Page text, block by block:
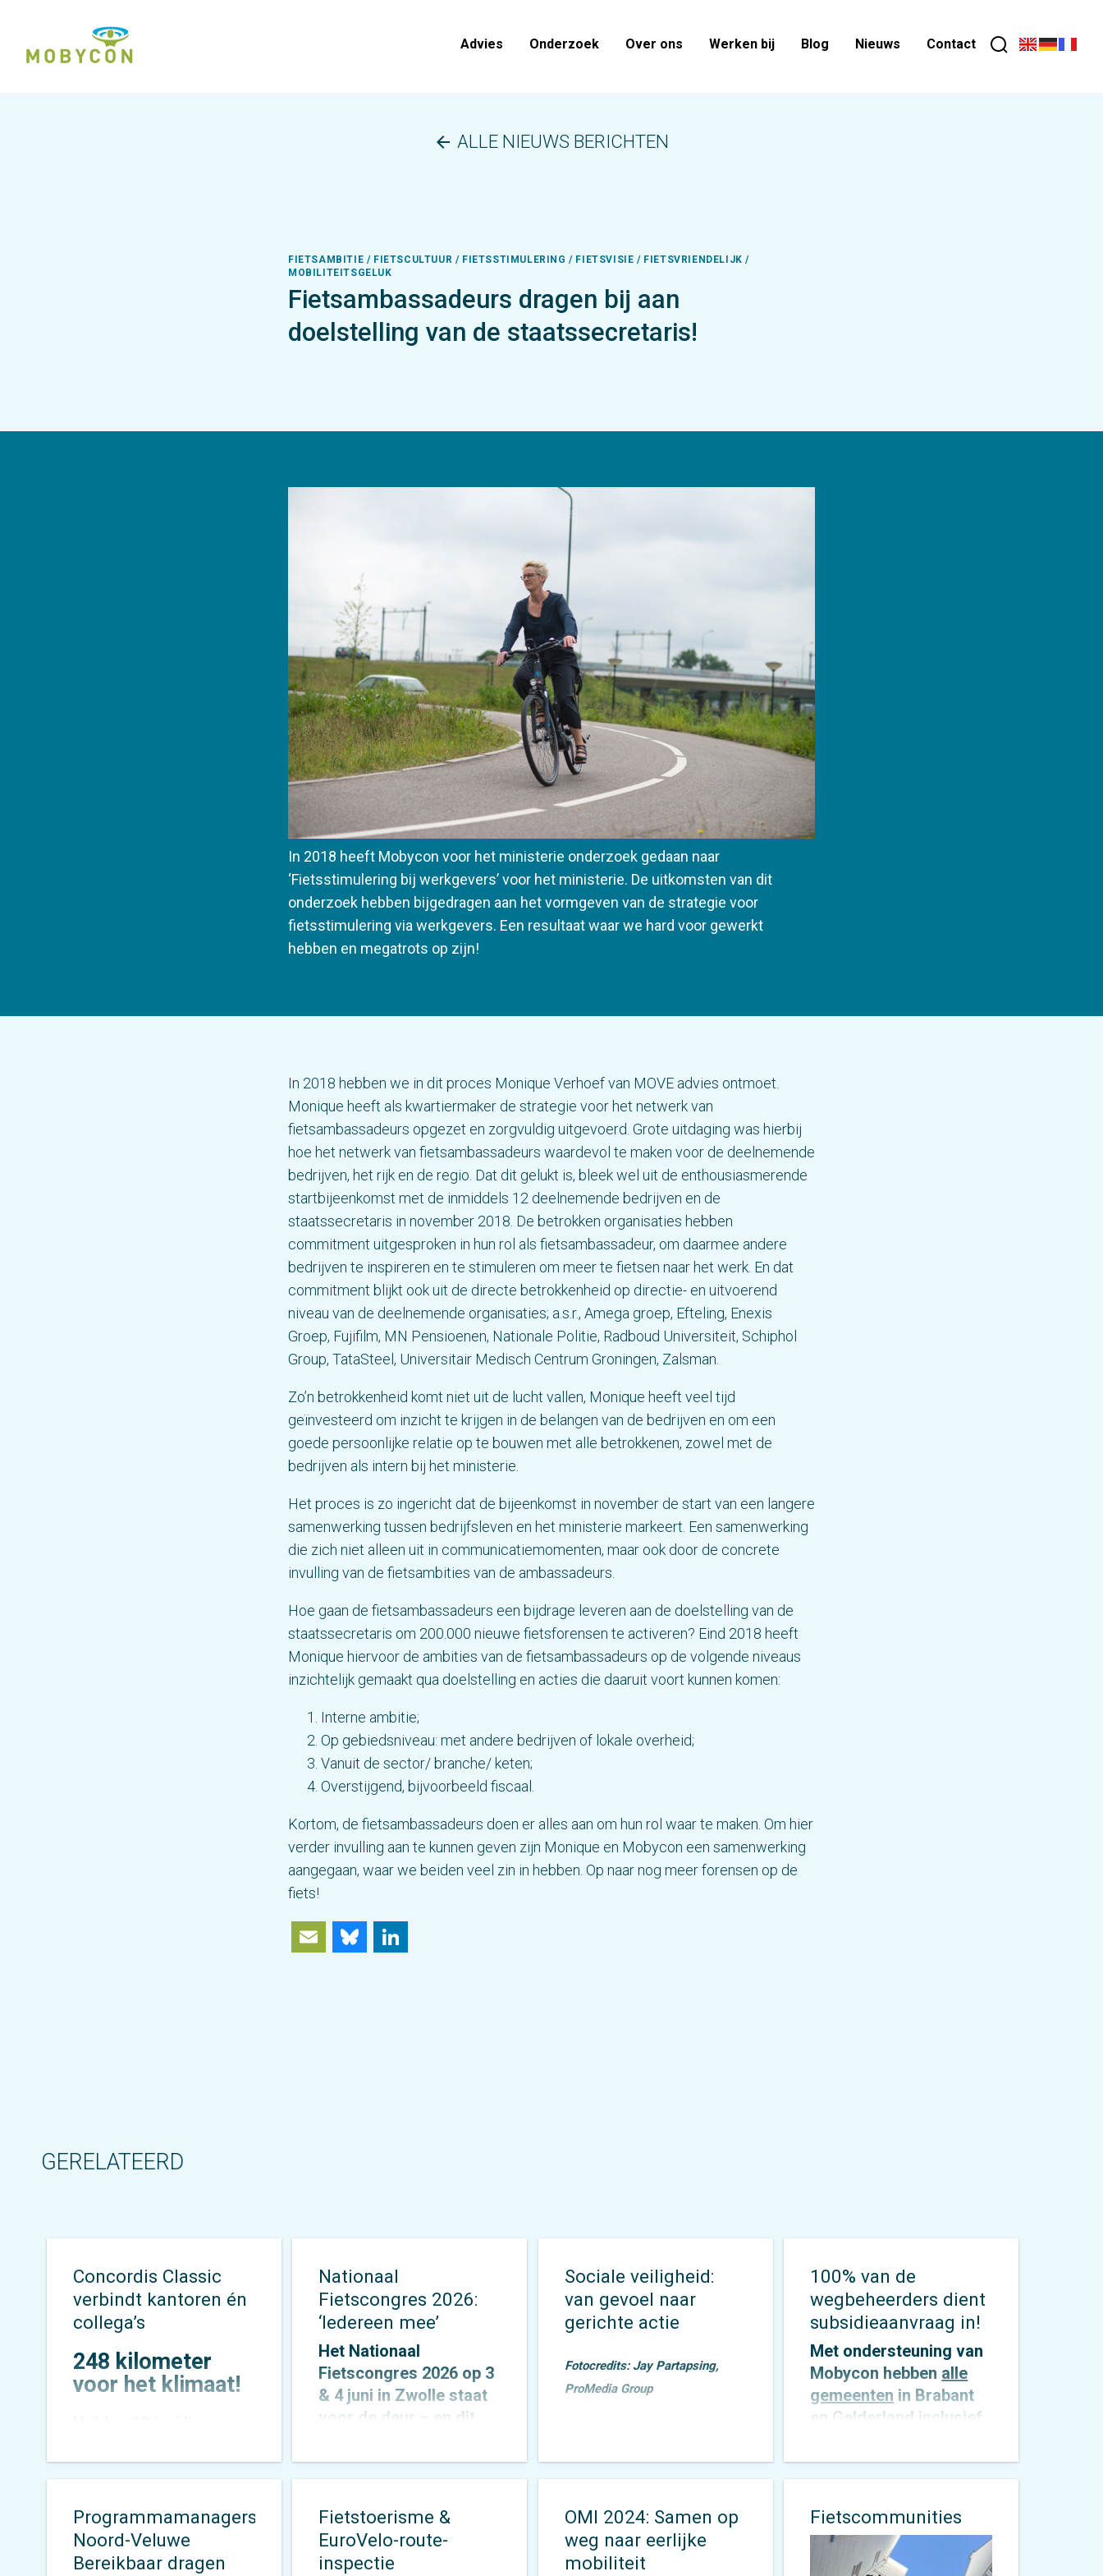
Advies Onderzoek Over ons Werken bij Blog Nieuws Contact
arrow_back ALLE NIEUWS BERICHTEN
FIETSAMBITIE / FIETSCULTUUR / FIETSSTIMULERING / FIETSVISIE / FIETSVRIENDELIJK /
MOBILITEITSGELUK
Fietsambassadeurs dragen bij aan
doelstelling van de staatssecretaris!
In 2018 heeft Mobycon voor het ministerie onderzoek gedaan naar
‘Fietsstimulering bij werkgevers’ voor het ministerie. De uitkomsten van dit
onderzoek hebben bijgedragen aan het vormgeven van de strategie voor
fietsstimulering via werkgevers. Een resultaat waar we hard voor gewerkt
hebben en megatrots op zijn!
In 2018 hebben we in dit proces Monique Verhoef van MOVE advies ontmoet.
Monique heeft als kwartiermaker de strategie voor het netwerk van
fietsambassadeurs opgezet en zorgvuldig uitgevoerd. Grote uitdaging was hierbij
hoe het netwerk van fietsambassadeurs waardevol te maken voor de deelnemende
bedrijven, het rijk en de regio. Dat dit gelukt is, bleek wel uit de enthousiasmerende
startbijeenkomst met de inmiddels 12 deelnemende bedrijven en de
staatssecretaris in november 2018. De betrokken organisaties hebben
commitment uitgesproken in hun rol als fietsambassadeur, om daarmee andere
bedrijven te inspireren en te stimuleren om meer te fietsen naar het werk. En dat
commitment blijkt ook uit de directe betrokkenheid op directie- en uitvoerend
niveau van de deelnemende organisaties; a.s.r., Amega groep, Efteling, Enexis
Groep, Fujifilm, MN Pensioenen, Nationale Politie, Radboud Universiteit, Schiphol
Group, TataSteel, Universitair Medisch Centrum Groningen, Zalsman.
Zo’n betrokkenheid komt niet uit de lucht vallen, Monique heeft veel tijd
geïnvesteerd om inzicht te krijgen in de belangen van de bedrijven en om een
goede persoonlijke relatie op te bouwen met alle betrokkenen, zowel met de
bedrijven als intern bij het ministerie.
Het proces is zo ingericht dat de bijeenkomst in november de start van een langere
samenwerking tussen bedrijfsleven en het ministerie markeert. Een samenwerking
die zich niet alleen uit in communicatiemomenten, maar ook door de concrete
invulling van de fietsambities van de ambassadeurs.
Hoe gaan de fietsambassadeurs een bijdrage leveren aan de doelstelling van de
staatssecretaris om 200.000 nieuwe fietsforensen te activeren? Eind 2018 heeft
Monique hiervoor de ambities van de fietsambassadeurs op de volgende niveaus
inzichtelijk gemaakt qua doelstelling en acties die daaruit voort kunnen komen:
Interne ambitie;
Op gebiedsniveau: met andere bedrijven of lokale overheid;
Vanuit de sector/ branche/ keten;
Overstijgend, bijvoorbeeld fiscaal.
Kortom, de fietsambassadeurs doen er alles aan om hun rol waar te maken. Om hier
verder invulling aan te kunnen geven zijn Monique en Mobycon een samenwerking
aangegaan, waar we beiden veel zin in hebben. Op naar nog meer forensen op de
fiets!
EmailBluesky
GERELATEERD
Concordis Classic
verbindt kantoren én
collega’s
248 kilometer
voor het klimaat!
Forseti,Mobyconen
ochtend op de fiets
voor een bijzondere
uitdaging: de
Nationaal
Fietscongres 2026:
‘Iedereen mee’
Het Nationaal
Fietscongres 2026 op 3
& 4 juni in Zwolle staat
voor de deur – en dit
krachtig thema:
‘Iedereen mee’. Alex
Roedoe & Veronique
Rietman zijn allebei
spreker tijdens het
Sociale veiligheid:
van gevoel naar
gerichte actie
Fotocredits: Jay Partapsing,
ProMedia Group
dat door Mobycon
2015 toetsten we het
Nachtnet Fiets in
Zoetermeer
100% van de
wegbeheerders dient
subsidieaanvraag in!
Met ondersteuning van
Mobycon hebben alle
gemeenten in Brabant
en Gelderland inclusief
subsidieaanvraag
e
tranche van de SPV-
investeringsimpuls.
Programmamanagers
Noord-Veluwe
Bereikbaar dragen
Fietstoerisme &
EuroVelo-route-
inspectie
OMI 2024: Samen op
weg naar eerlijke
mobiliteit
Fietscommunities